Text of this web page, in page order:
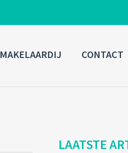
Username
Connect with:
MAKELAARDIJ CONTACT
LAATSTE